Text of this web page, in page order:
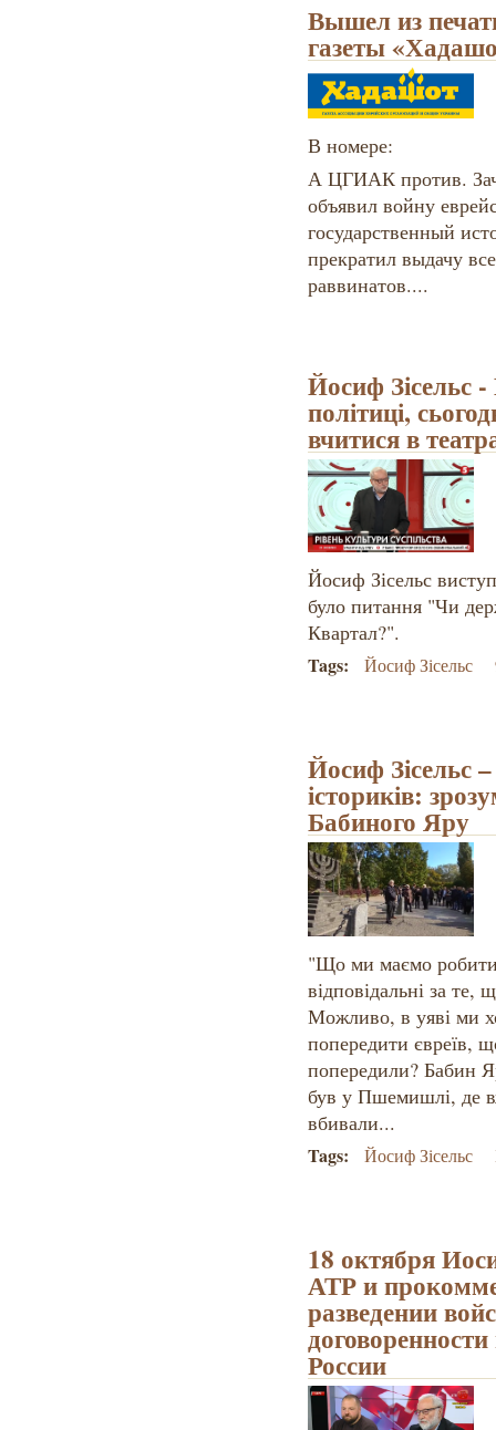
Вышел из
газеты
В номере:
А ЦГИАК против.
объявил войну
государственный
прекратил выдачу
раввинатов....
Йосиф Зісельс
політиці,
вчитися в
Йосиф Зісельс
було питання "Чи
Квартал?".
Tags: Йосиф Зісельс
Йосиф Зісельс
істориків:
Бабиного Яру
"Що ми маємо
відповідальні за те,
Можливо, в уяві ми
попередити євреїв,
попередили? Бабин
був у Пшемишлі, де
вбивали...
Tags: Йосиф Зісельс
18 октября
АТР и
разведении
России